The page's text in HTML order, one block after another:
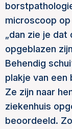
microscoop
„dan zie je
opgeblazen
Behendig
plakje van
Ze zijn naar
ziekenhuis
beoordeeld.